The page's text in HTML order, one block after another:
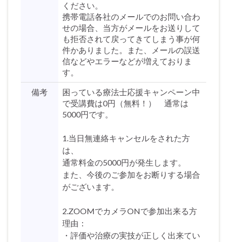
ください。
携帯電話各社のメールでのお問い合わ
せの場合、当方がメールをお送りして
も拒否されて戻ってきてしまう事が何
件かありました。また、メールの誤送
信などやエラーなどが増えておりま
す。
備考
困っている療法士応援キャンペーン中
で受講費は0円（無料！） 通常は
5000円です。
1.当日無連絡キャンセルをされた方
は、
通常料金の5000円が発生します。
また、今後のご参加をお断りする場合
がございます。
2.ZOOMでカメラONで参加出来る方
理由：
・評価や治療の実技が正しく出来てい